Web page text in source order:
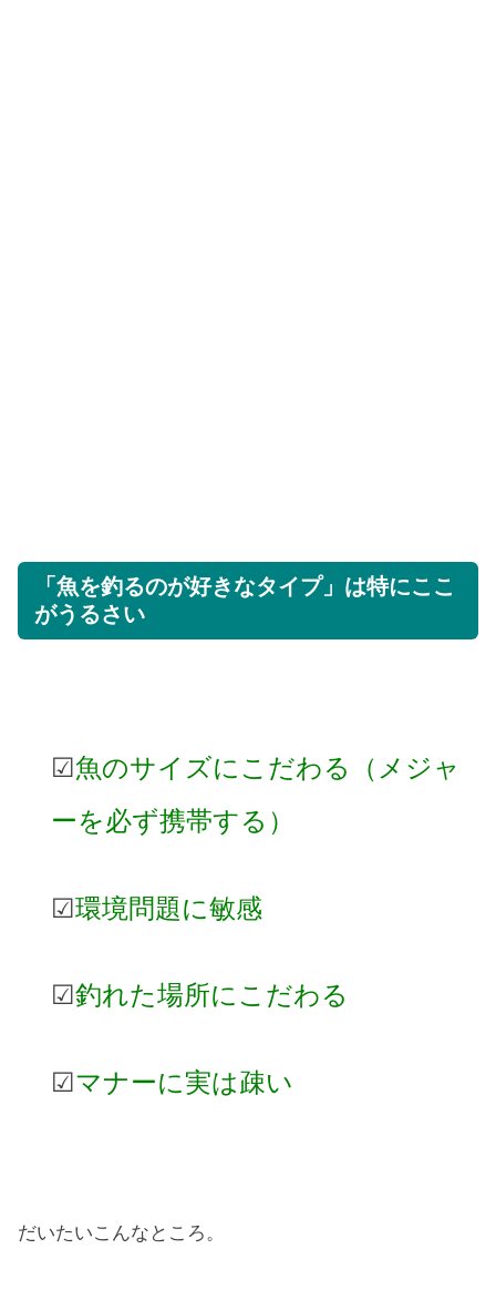
「魚を釣るのが好きなタイプ」は特にここ
がうるさい
☑魚のサイズにこだわる（メジャ
ーを必ず携帯する）
☑環境問題に敏感
☑釣れた場所にこだわる
☑マナーに実は疎い
だいたいこんなところ。